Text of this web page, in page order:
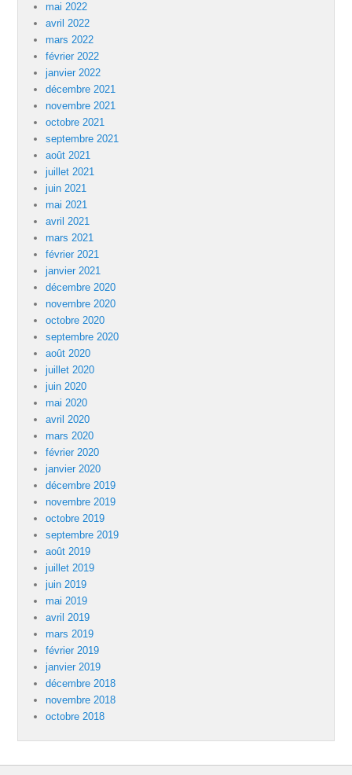
mai 2022
avril 2022
mars 2022
février 2022
janvier 2022
décembre 2021
novembre 2021
octobre 2021
septembre 2021
août 2021
juillet 2021
juin 2021
mai 2021
avril 2021
mars 2021
février 2021
janvier 2021
décembre 2020
novembre 2020
octobre 2020
septembre 2020
août 2020
juillet 2020
juin 2020
mai 2020
avril 2020
mars 2020
février 2020
janvier 2020
décembre 2019
novembre 2019
octobre 2019
septembre 2019
août 2019
juillet 2019
juin 2019
mai 2019
avril 2019
mars 2019
février 2019
janvier 2019
décembre 2018
novembre 2018
octobre 2018